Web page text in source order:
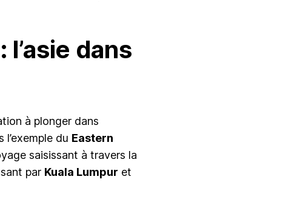
dans
à plonger dans
l’exemple du Eastern
saisissant à travers la
par Kuala Lumpur et